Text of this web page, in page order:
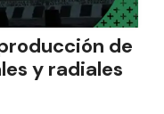
de
y radiales